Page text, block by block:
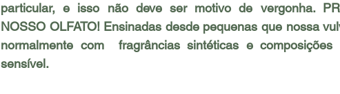
particular, e isso não deve ser motivo de vergonha.
NOSSO OLFATO! Ensinadas desde pequenas que nossa
normalmente com  fragrâncias sintéticas e
sensível.